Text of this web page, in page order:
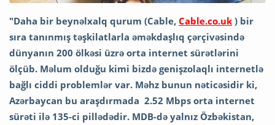
"Daha bir beynəlxalq qurum (Cable, Cable.co.uk ) bir
sıra tanınmış təşkilatlarla əməkdaşlıq çərçivəsində
dünyanın 200 ölkəsi üzrə orta internet sürətlərini
ölçüb. Məlum olduğu kimi bizdə genişzolaqlı internetlə
bağlı ciddi problemlər var. Məhz bunun nəticəsidir ki,
Azərbaycan bu araşdırmada 2.52 Mbps orta internet
sürəti ilə 135-ci pillədədir. MDB-də yalnız Özbəkistan,